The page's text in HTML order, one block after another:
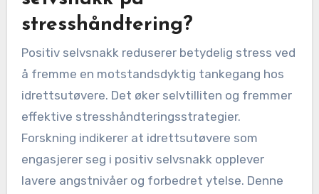
stresshåndtering?
Positiv selvsnakk reduserer betydelig stress ved
å fremme en motstandsdyktig tankegang hos
idrettsutøvere. Det øker selvtilliten og fremmer
effektive stresshåndteringsstrategier.
Forskning indikerer at idrettsutøvere som
engasjerer seg i positiv selvsnakk opplever
lavere angstnivåer og forbedret ytelse. Denne